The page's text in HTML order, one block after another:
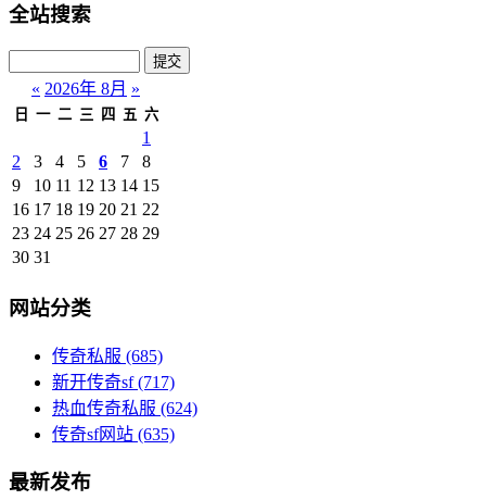
全站搜索
« 2026年 8月 »
日 一 二 三 四 五 六
1
2
3 4 5 6 7
8
9
10 11 12 13 14 15
16 17 18 19 20 21 22
23 24 25 26 27 28 29
30 31
网站分类
传奇私服 (685)
新开传奇sf(717)
热血传奇私服 (624)
传奇sf网站 (635)
最新发布